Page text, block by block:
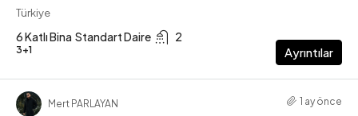
Türkiye
6 Katlı Bina Standart Daire 2
3+1 Ayrıntılar
Mert PARLAYAN 1 ay önce